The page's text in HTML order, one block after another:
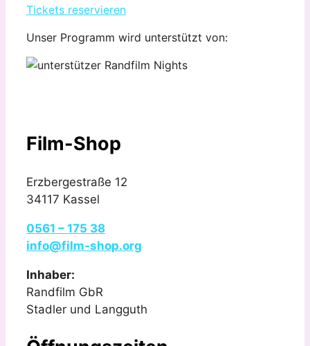
Tickets reservieren
Unser Programm wird unterstützt von:
Film-Shop
Erzbergestraße 12
34117 Kassel
0561 – 175 38
info@film-shop.org
Inhaber:
Randfilm GbR
Stadler und Langguth